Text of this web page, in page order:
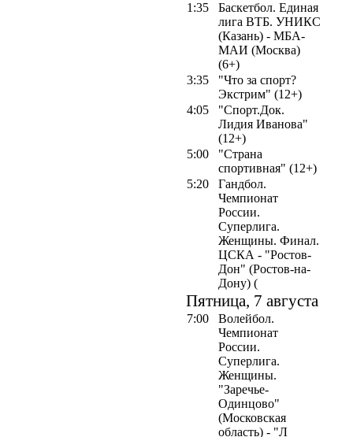
1:35
Баскетбол. Единая
лига ВТБ. УНИКС
(Казань) - МБА-
МАИ (Москва)
(6+)
3:35
"Что за спорт?
Экстрим" (12+)
4:05
"Спорт.Док.
Лидия Иванова"
(12+)
5:00
"Страна
спортивная" (12+)
5:20
Гандбол.
Чемпионат
России.
Суперлига.
Женщины. Финал.
ЦСКА - "Ростов-
Дон" (Ростов-на-
Дону) (
Пятница, 7 августа
7:00
Волейбол.
Чемпионат
России.
Суперлига.
Женщины.
"Заречье-
Одинцово"
(Московская
область) - "Л